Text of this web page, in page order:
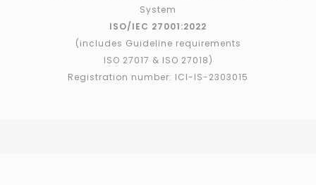
System
ISO/IEC 27001:2022
(includes Guideline requirements
ISO 27017 & ISO 27018)
Registration number: ICI-IS-2303015